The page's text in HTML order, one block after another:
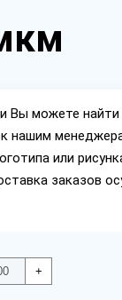
Вы можете
нашим
или
заказов
+